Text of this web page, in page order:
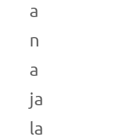
a
n
a
ja
la